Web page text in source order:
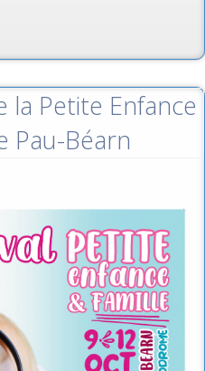
la Petite Enfance
Pau-Béarn